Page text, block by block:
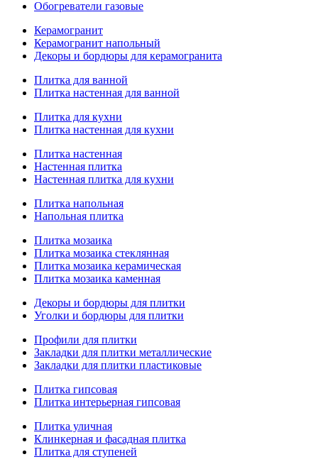
Обогреватели газовые
Керамогранит
Керамогранит напольный
Декоры и бордюры для керамогранита
Плитка для ванной
Плитка настенная для ванной
Плитка для кухни
Плитка настенная для кухни
Плитка настенная
Настенная плитка
Настенная плитка для кухни
Плитка напольная
Напольная плитка
Плитка мозаика
Плитка мозаика стеклянная
Плитка мозаика керамическая
Плитка мозаика каменная
Декоры и бордюры для плитки
Уголки и бордюры для плитки
Профили для плитки
Закладки для плитки металлические
Закладки для плитки пластиковые
Плитка гипсовая
Плитка интерьерная гипсовая
Плитка уличная
Клинкерная и фасадная плитка
Плитка для ступеней